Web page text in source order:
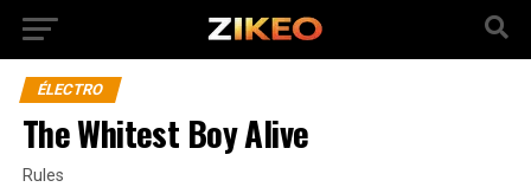
ÉLECTRO
The Whitest Boy Alive
Rules